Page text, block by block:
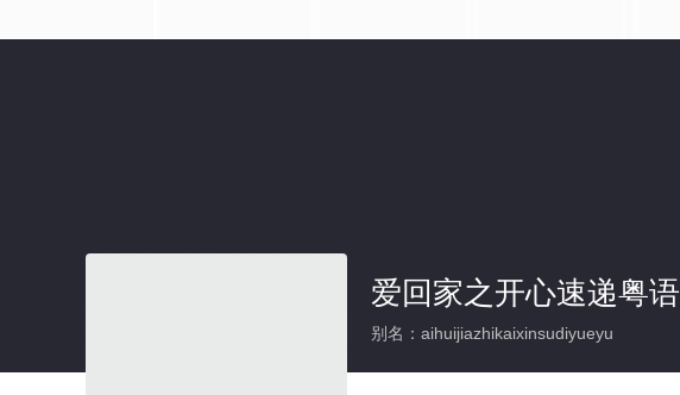
爱回家之开心速递粤语
别名：aihuijiazhikaixinsudiyueyu